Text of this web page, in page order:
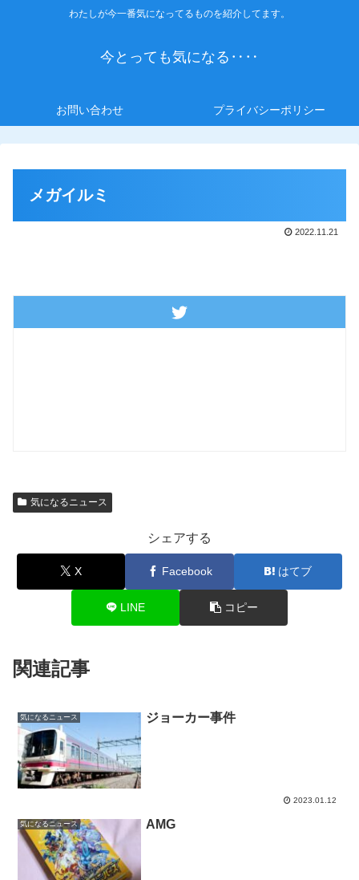
わたしが今一番気になってるものを紹介してます。
今とっても気になる‥‥
お問い合わせ プライバシーポリシー
メガイルミ
2022.11.21
気になるニュース
シェアする
X Facebook はてブ
LINE コピー
関連記事
気になるニュース ジョーカー事件
2023.01.12
気になるニュース AMG